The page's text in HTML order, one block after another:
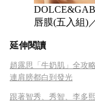
唇膜(五入組)
延伸閱讀
趙露思「牛奶肌」全攻
連肩膀都白到發光
跟著智秀、秀智、李多